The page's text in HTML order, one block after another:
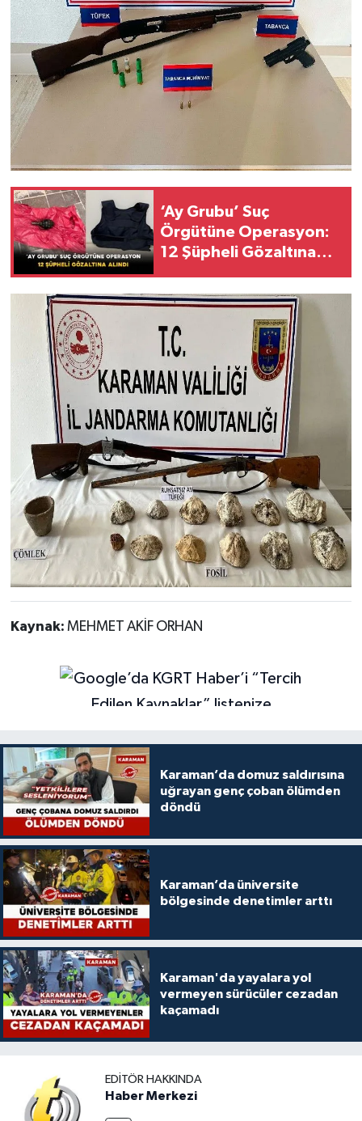
‘Ay Grubu’ Suç
Örgütüne Operasyon:
12 Şüpheli Gözaltına
Kaynak: MEHMET AKİF ORHAN
Karaman’da domuz saldırısına
uğrayan genç çoban ölümden
döndü
Karaman’da üniversite
bölgesinde denetimler arttı
Karaman'da yayalara yol
vermeyen sürücüler cezadan
kaçamadı
EDITÖR HAKKINDA
Haber Merkezi